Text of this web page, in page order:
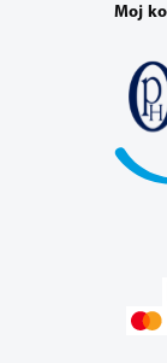
Moj